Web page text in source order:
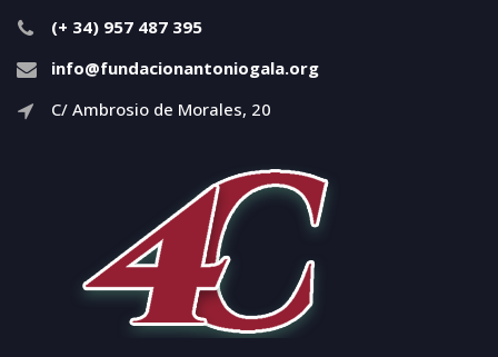
(+ 34) 957 487 395
info@fundacionantoniogala.org
C/ Ambrosio de Morales, 20